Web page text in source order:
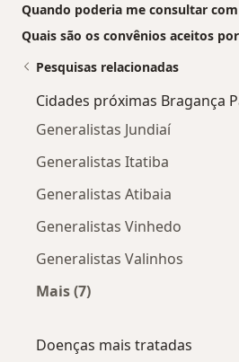
Quando poderia me consultar
Quais são os convênios aceitos
Pesquisas relacionadas
Cidades próximas Bragança
Generalistas Jundiaí
Generalistas Itatiba
Generalistas Atibaia
Generalistas Vinhedo
Generalistas Valinhos
Mais (7)
Doenças mais tratadas